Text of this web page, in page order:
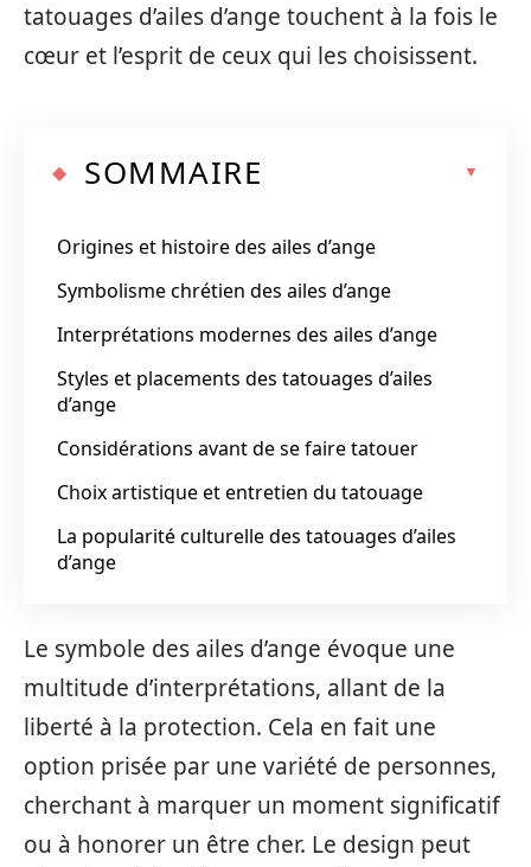
tatouages d’ailes d’ange touchent à la fois le
cœur et l’esprit de ceux qui les choisissent.
SOMMAIRE
Origines et histoire des ailes d’ange
Symbolisme chrétien des ailes d’ange
Interprétations modernes des ailes d’ange
Styles et placements des tatouages d’ailes
d’ange
Considérations avant de se faire tatouer
Choix artistique et entretien du tatouage
La popularité culturelle des tatouages d’ailes
d’ange
Le symbole des ailes d’ange évoque une
multitude d’interprétations, allant de la
liberté à la protection. Cela en fait une
option prisée par une variété de personnes,
cherchant à marquer un moment significatif
ou à honorer un être cher. Le design peut